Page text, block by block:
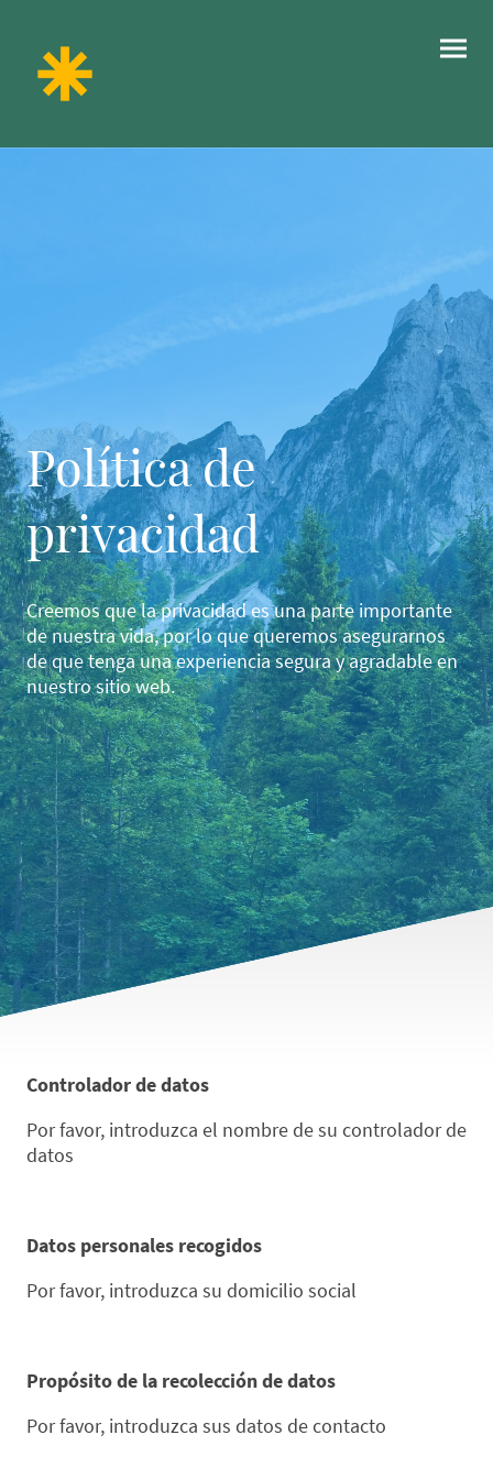
Política de
privacidad
Creemos que la privacidad es una parte importante
de nuestra vida, por lo que queremos asegurarnos
de que tenga una experiencia segura y agradable en
nuestro sitio web.
Controlador de datos
Por favor, introduzca el nombre de su controlador de
datos
Datos personales recogidos
Por favor, introduzca su domicilio social
Propósito de la recolección de datos
Por favor, introduzca sus datos de contacto